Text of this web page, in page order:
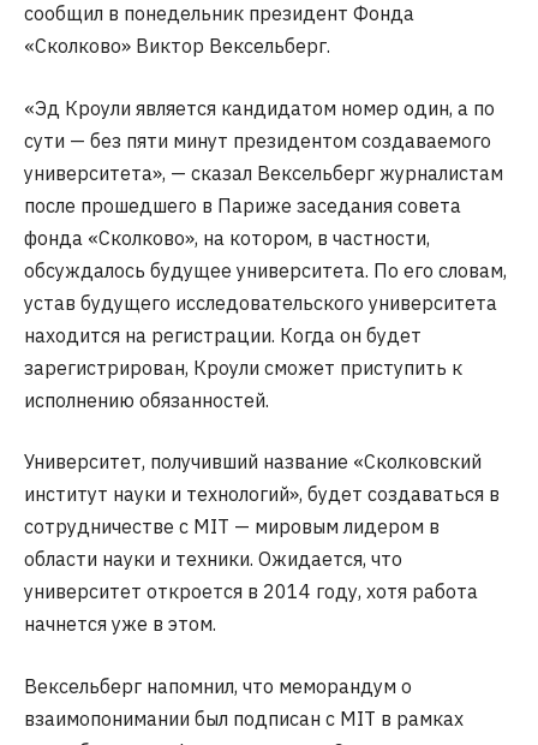
сообщил в понедельник президент Фонда
«Сколково» Виктор Вексельберг.
«Эд Кроули является кандидатом номер один, а по
сути — без пяти минут президентом создаваемого
университета», — сказал Вексельберг журналистам
после прошедшего в Париже заседания совета
фонда «Сколково», на котором, в частности,
обсуждалось будущее университета. По его словам,
устав будущего исследовательского университета
находится на регистрации. Когда он будет
зарегистрирован, Кроули сможет приступить к
исполнению обязанностей.
Университет, получивший название «Сколковский
институт науки и технологий», будет создаваться в
сотрудничестве с MIT — мировым лидером в
области науки и техники. Ожидается, что
университет откроется в 2014 году, хотя работа
начнется уже в этом.
Вексельберг напомнил, что меморандум о
взаимопонимании был подписан с MIT в рамках